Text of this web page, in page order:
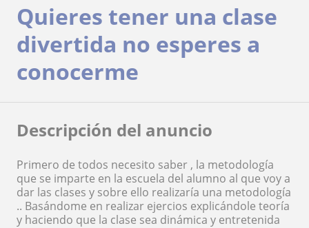
Quieres tener una clase
divertida no esperes a
conocerme
Descripción del anuncio
Primero de todos necesito saber , la metodología
que se imparte en la escuela del alumno al que voy a
dar las clases y sobre ello realizaría una metodología
.. Basándome en realizar ejercios explicándole teoría
y haciendo que la clase sea dinámica y entretenida